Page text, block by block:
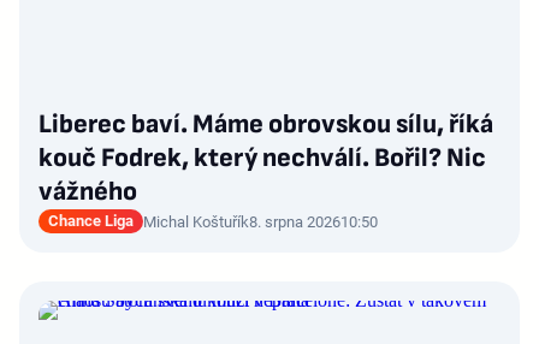
Liberec baví. Máme obrovskou sílu, říká
kouč Fodrek, který nechválí. Bořil? Nic
vážného
Chance Liga Michal Koštuřík8. srpna 202610:50